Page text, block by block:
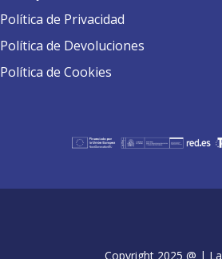
Política de Privacidad
Política de Devoluciones
Política de Cookies
Copyright 2025 @ |